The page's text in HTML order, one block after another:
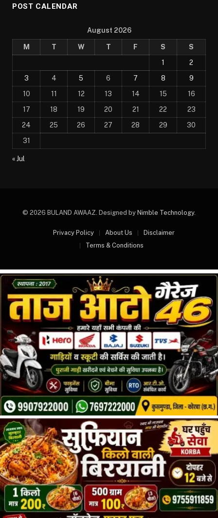
POST CALENDAR
August 2026
M T W T F S
S
1
2
3
4 5 6 7 8
9
10
11 12 13 14 15
16
17
18 19 20 21 22
23
24
25 26 27 28 29
30
31
« Jul
© 2026 BULAND AWAAZ. Designed by Nimble Technology.
Privacy Policy About Us
Disclaimer
Terms & Conditions